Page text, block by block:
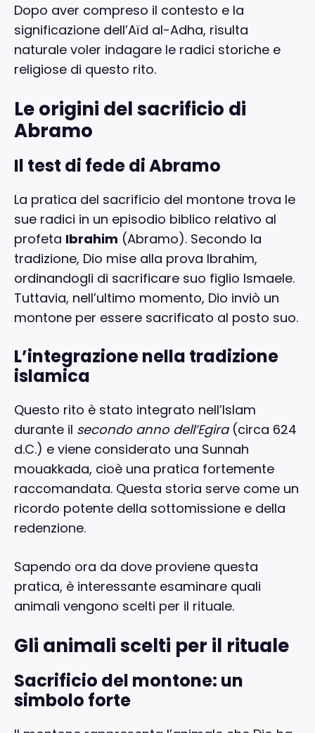
Dopo aver compreso il contesto e la
significazione dell’Aïd al-Adha, risulta
naturale voler indagare le radici storiche e
religiose di questo rito.
Le origini del sacrificio di
Abramo
Il test di fede di Abramo
La pratica del sacrificio del montone trova le
sue radici in un episodio biblico relativo al
profeta Ibrahim (Abramo). Secondo la
tradizione, Dio mise alla prova Ibrahim,
ordinandogli di sacrificare suo figlio Ismaele.
Tuttavia, nell’ultimo momento, Dio inviò un
montone per essere sacrificato al posto suo.
L’integrazione nella tradizione
islamica
Questo rito è stato integrato nell’Islam
durante il secondo anno dell’Egira(circa 624
d.C.) e viene considerato una Sunnah
mouakkada, cioè una pratica fortemente
raccomandata. Questa storia serve come un
ricordo potente della sottomissione e della
redenzione.
Sapendo ora da dove proviene questa
pratica, è interessante esaminare quali
animali vengono scelti per il rituale.
Gli animali scelti per il rituale
Sacrificio del montone: un
simbolo forte